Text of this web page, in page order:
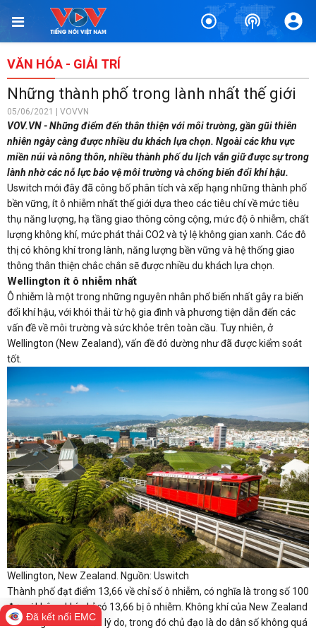
VĂN HÓA - GIẢI TRÍ
Những thành phố trong lành nhất thế giới
05/06/2021 | VOVVN
VOV.VN - Những điểm đến thân thiện với môi trường, gần gũi thiên
nhiên ngày càng được nhiều du khách lựa chọn. Ngoài các khu vực
miền núi và nông thôn, nhiều thành phố du lịch vẫn giữ được sự trong
lành nhờ các nỗ lực bảo vệ môi trường và chống biến đổi khí hậu.
Uswitch mới đây đã công bố phân tích và xếp hạng những thành phố
bền vững, ít ô nhiễm nhất thế giới dựa theo các tiêu chí về mức tiêu
thụ năng lượng, hạ tầng giao thông công cộng, mức độ ô nhiễm, chất
lượng không khí, mức phát thải CO2 và tỷ lệ không gian xanh. Các đô
thị có không khí trong lành, năng lượng bền vững và hệ thống giao
thông thân thiện chắc chắn sẽ được nhiều du khách lựa chọn.
Wellington ít ô nhiễm nhất
Ô nhiễm là một trong những nguyên nhân phổ biến nhất gây ra biến
đổi khí hậu, với khói thải từ hộ gia đình và phương tiện dẫn đến các
vấn đề về môi trường và sức khỏe trên toàn cầu. Tuy nhiên, ở
Wellington (New Zealand), vấn đề đó dường như đã được kiểm soát
tốt.
Wellington, New Zealand. Nguồn: Uswitch
Thành phố đạt điểm 13,66 về chỉ số ô nhiễm, có nghĩa là trong số 100
đơn vị không khí, chỉ có 13,66 bị ô nhiễm. Không khí của New Zealand
rất trong lành vì nhiều lý do, trong đó chủ đạo là do dân số không quá
Đã kết nối EMC